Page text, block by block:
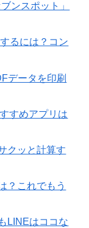
ンスポット」
るには？コン
データを印刷
すめアプリは
クッと計算す
？これでもう
LINEはココな